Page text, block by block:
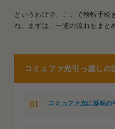
というわけで、ここで移転手続
ね。まずは、一連の流れをまと
コミュファ光引っ越しの
コミュファ光に移転の